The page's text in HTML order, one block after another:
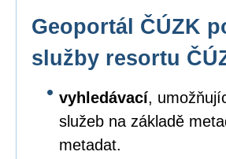
Geoportál ČÚZK
služby resortu
vyhledávací,
služeb na základě
metadat.